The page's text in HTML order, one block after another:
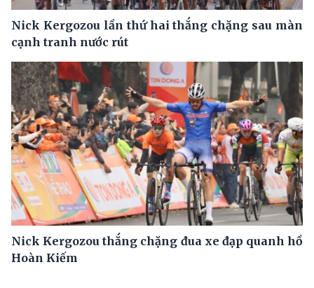
Nick Kergozou lần thứ hai thắng chặng sau màn
cạnh tranh nước rút
Nick Kergozou thắng chặng đua xe đạp quanh hồ
Hoàn Kiếm